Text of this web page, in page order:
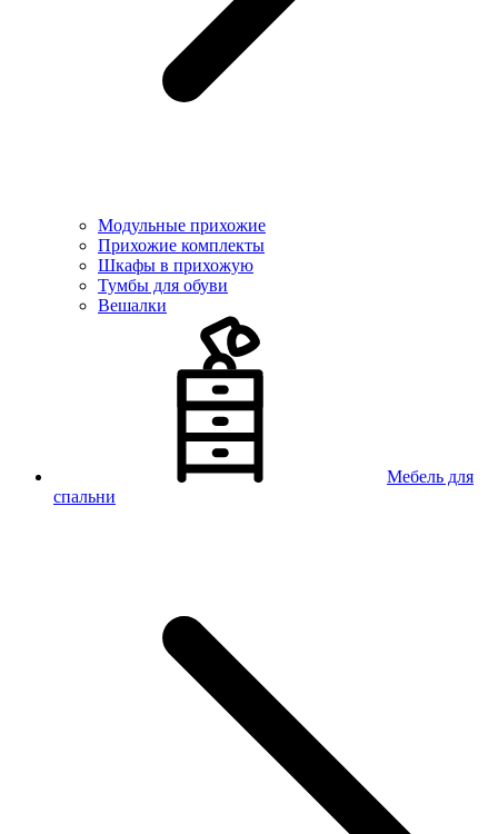
Модульные прихожие
Прихожие комплекты
Шкафы в прихожую
Тумбы для обуви
Вешалки
Мебель для
спальни